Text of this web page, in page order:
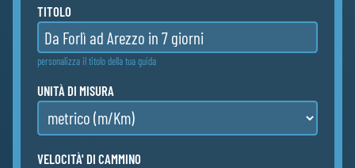
TITOLO
personalizza il titolo della tua guida
UNITÀ DI MISURA
VELOCITÀ' DI CAMMINO